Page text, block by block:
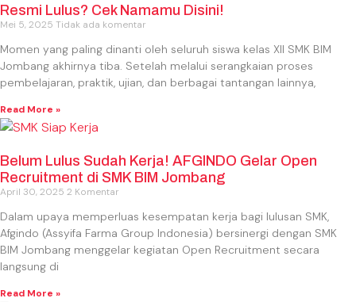
Resmi Lulus? Cek Namamu Disini!
Mei 5, 2025 Tidak ada komentar
Momen yang paling dinanti oleh seluruh siswa kelas XII SMK BIM
Jombang akhirnya tiba. Setelah melalui serangkaian proses
pembelajaran, praktik, ujian, dan berbagai tantangan lainnya,
Read More »
Belum Lulus Sudah Kerja! AFGINDO Gelar Open
Recruitment di SMK BIM Jombang
April 30, 2025 2 Komentar
Dalam upaya memperluas kesempatan kerja bagi lulusan SMK,
Afgindo (Assyifa Farma Group Indonesia) bersinergi dengan SMK
BIM Jombang menggelar kegiatan Open Recruitment secara
langsung di
Read More »